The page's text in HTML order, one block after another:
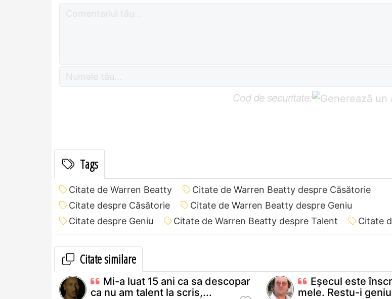
Cod de securitate:
Tags
Citate de Warren Beatty
Citate de Warren Beatty despre Căsătorie
Citate despre Căsătorie
Citate de Warren Beatty despre Geniu
Citate despre Geniu
Citate de Warren Beatty despre Talent Citate
Citate similare
Mi-a luat 15 ani ca sa descopar
ca nu am talent la scris,...
Eşecul este
mele. Restu-i